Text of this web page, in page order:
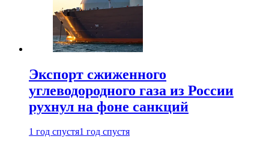
Экспорт сжиженного
углеводородного газа из России
рухнул на фоне санкций
1 год спустя1 год спустя